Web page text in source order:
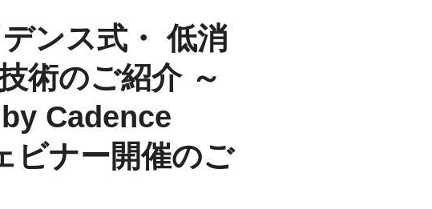
ンス式・ 低消
術のご紹介 ～
Cadence
ナー開催のご